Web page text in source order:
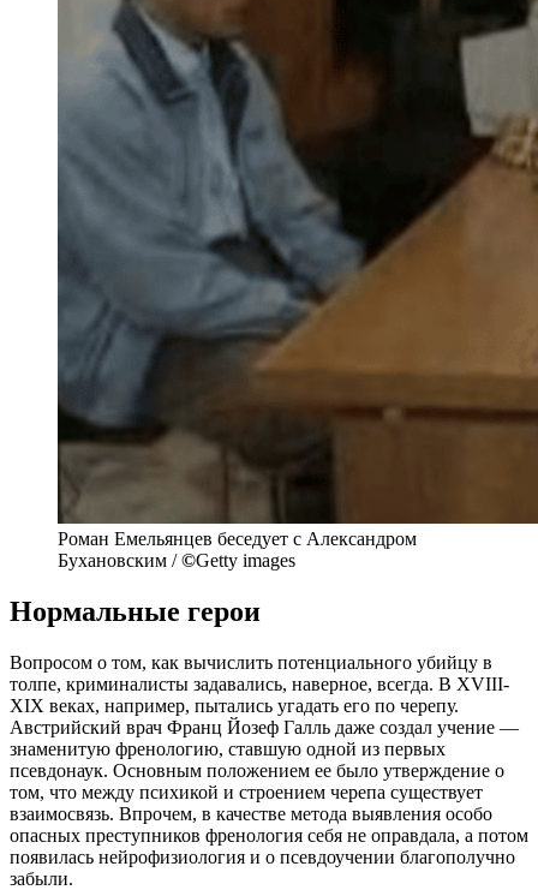
Роман Емельянцев беседует с Александром
Бухановским /©Getty images
Нормальные герои
Вопросом о том, как вычислить потенциального убийцу в
толпе, криминалисты задавались, наверное, всегда. В XVIII-
XIX веках, например, пытались угадать его по черепу.
Австрийский врач Франц Йозеф Галль даже создал учение —
знаменитую френологию, ставшую одной из первых
псевдонаук. Основным положением ее было утверждение о
том, что между психикой и строением черепа существует
взаимосвязь. Впрочем, в качестве метода выявления особо
опасных преступников френология себя не оправдала, а потом
появилась нейрофизиология и о псевдоучении благополучно
забыли.